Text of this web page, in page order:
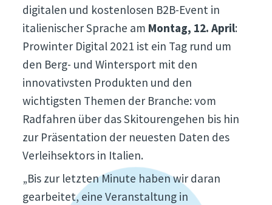
digitalen und kostenlosen B2B-Event in
italienischer Sprache am Montag, 12. April:
Prowinter Digital 2021 ist ein Tag rund um
den Berg- und Wintersport mit den
innovativsten Produkten und den
wichtigsten Themen der Branche: vom
Radfahren über das Skitourengehen bis hin
zur Präsentation der neuesten Daten des
Verleihsektors in Italien.
„Bis zur letzten Minute haben wir daran
gearbeitet, eine Veranstaltung in